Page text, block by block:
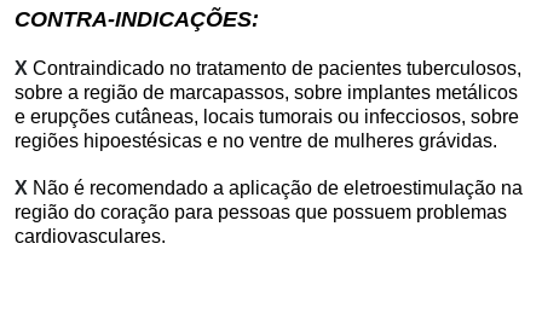
CONTRA-INDICAÇÕES:
X Contraindicado no tratamento de pacientes tuberculosos,
sobre a região de marcapassos, sobre implantes metálicos
e erupções cutâneas, locais tumorais ou infecciosos, sobre
regiões hipoestésicas e no ventre de mulheres grávidas.
X Não é recomendado a aplicação de eletroestimulação na
região do coração para pessoas que possuem problemas
cardiovasculares.